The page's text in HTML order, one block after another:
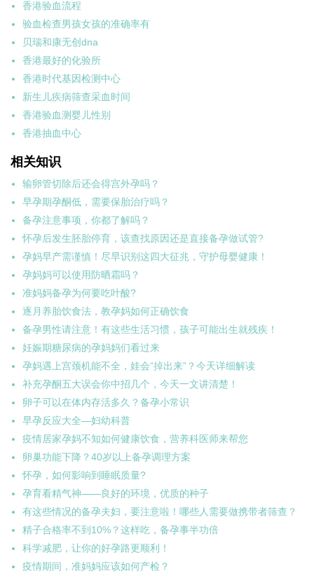
香港验血流程
验血检查男孩女孩的准确率有
贝瑞和康无创dna
香港最好的化验所
香港时代基因检测中心
新生儿疾病筛查采血时间
香港验血测婴儿性别
香港抽血中心
相关知识
输卵管切除后还会得宫外孕吗？
早孕期孕酮低，需要保胎治疗吗？
备孕注意事项，你都了解吗？
怀孕后发生胚胎停育，该查找原因还是直接备孕做试管?
孕妈早产需谨慎！尽早识别这四大征兆，守护母婴健康！
孕妈妈可以使用防晒霜吗？
准妈妈备孕为何要吃叶酸?
逐月养胎饮食法，教孕妈如何正确饮食
备孕男性请注意！有这些生活习惯，孩子可能出生就残疾！
妊娠期糖尿病的孕妈妈们看过来
孕妈遇上宫颈机能不全，娃会“掉出来”？今天详细解读
补充孕酮五大误会你中招几个，今天一文讲清楚！
卵子可以在体内存活多久？备孕小常识
早孕反应大全—妇幼科普
疫情居家孕妈不知如何健康饮食，营养科医师来帮您
卵巢功能下降？40岁以上备孕调理方案
怀孕，如何影响到睡眠质量?
孕育看精气神——良好的环境，优质的种子
有这些情况的备孕夫妇，要注意啦！哪些人需要做携带者筛查？
精子合格率不到10%？这样吃，备孕事半功倍
科学减肥，让你的好孕路更顺利！
疫情期间，准妈妈应该如何产检？